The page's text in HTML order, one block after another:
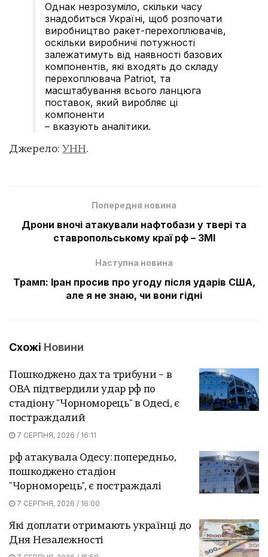
Однак незрозуміло, скільки часу
знадобиться Україні, щоб розпочати
виробництво ракет-перехоплювачів,
оскільки виробничі потужності
залежатимуть від наявності базових
компонентів, які входять до складу
перехоплювача Patriot, та
масштабування всього ланцюга
поставок, який виробляє ці
компоненти
– вказують аналітики.
Джерело: УНН.
Попередня новина
Дрони вночі атакували нафтобази у твері та
ставропольському краї рф – ЗМІ
Наступна новина
Трамп: Іран просив про угоду після ударів США,
але я не знаю, чи вони гідні
Схожі Новини
Пошкоджено дах та трибуни – в
ОВА підтвердили удар рф по
стадіону "Чорноморець" в Одесі, є
постраждалий
7 СЕРПНЯ, 2026 / 16:11
рф атакувала Одесу: попередньо,
пошкоджено стадіон
"Чорноморець", є постраждалі
7 СЕРПНЯ, 2026 / 16:00
Які доплати отримають українці до
Дня Незалежності